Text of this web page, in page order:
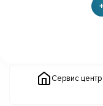
Сервис центр